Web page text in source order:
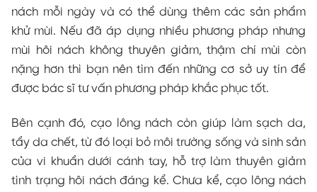
nách mỗi ngày và có thể dùng thêm các sản phẩm
khử mùi. Nếu đã áp dụng nhiều phương pháp nhưng
mùi hôi nách không thuyên giảm, thậm chí mùi còn
nặng hơn thì bạn nên tìm đến những cơ sở uy tín để
được bác sĩ tư vấn phương pháp khắc phục tốt.
Bên cạnh đó, cạo lông nách còn giúp làm sạch da,
tẩy da chết, từ đó loại bỏ môi trường sống và sinh sản
của vi khuẩn dưới cánh tay, hỗ trợ làm thuyên giảm
tình trạng hôi nách đáng kể. Chưa kể, cạo lông nách